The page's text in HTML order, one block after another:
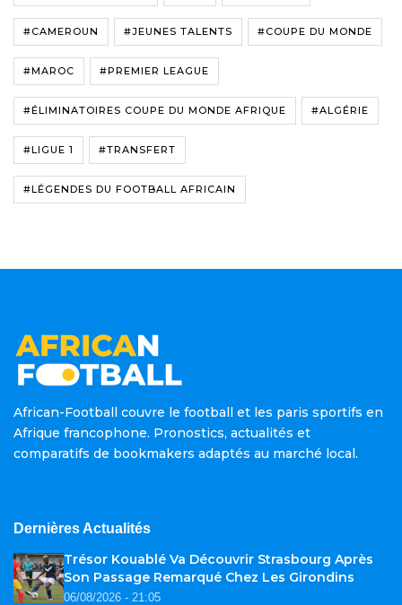
#CAMEROUN #JEUNES TALENTS #COUPE DU MONDE
#MAROC #PREMIER LEAGUE
#ÉLIMINATOIRES COUPE DU MONDE AFRIQUE #ALGÉRIE
#LIGUE 1 #TRANSFERT
#LÉGENDES DU FOOTBALL AFRICAIN
African-Football couvre le football et les paris sportifs en
Afrique francophone. Pronostics, actualités et
comparatifs de bookmakers adaptés au marché local.
Dernières Actualités
Trésor Kouablé Va Découvrir Strasbourg Après
Son Passage Remarqué Chez Les Girondins
06/08/2026 - 21:05